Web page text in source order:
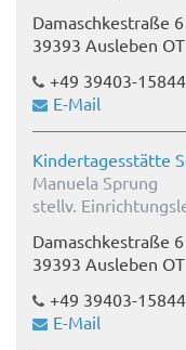
Damaschkestraße 6
39393 Ausleben
+49 39403-
E-Mail
Kindertagesstätte
Manuela Sprung
stellv.
Damaschkestraße 6
39393 Ausleben
+49 39403-
E-Mail